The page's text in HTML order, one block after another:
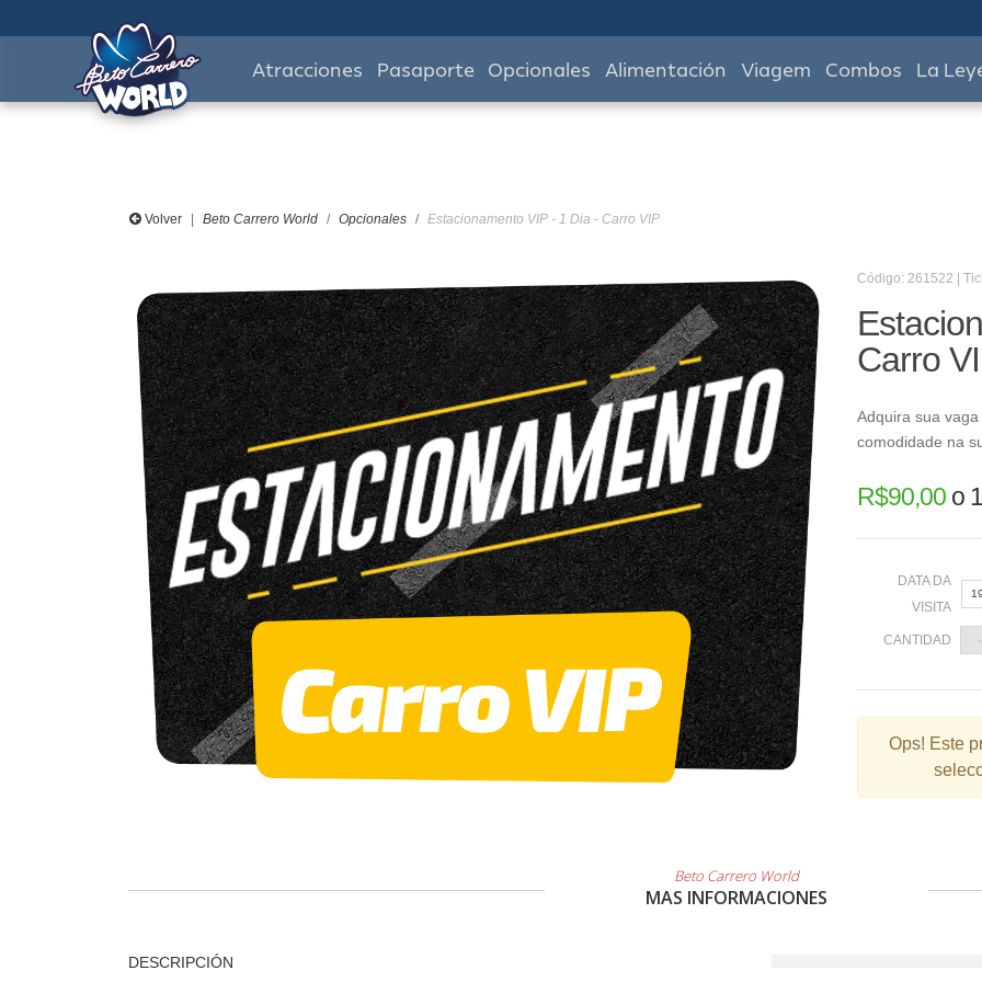
Atracciones Pasaporte Opcionales Alimentación Viagem Combos La
Volver Beto Carrero World Opcionales Estacionamento VIP - 1 Dia - Carro VIP
Código: 261522 |
Carro
Adquira sua
comodidade na
R$90,00o
DATA DA
VISITA
2
9
CANTIDAD
Ops! Este
Beto Carrero World
MAS INFORMACIONES
DESCRIPCIÓN